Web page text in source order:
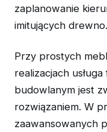
zaplanowanie
imitujących drewno.
Przy prostych
realizacjach
budowlanym jest
rozwiązaniem. W
zaawansowanych